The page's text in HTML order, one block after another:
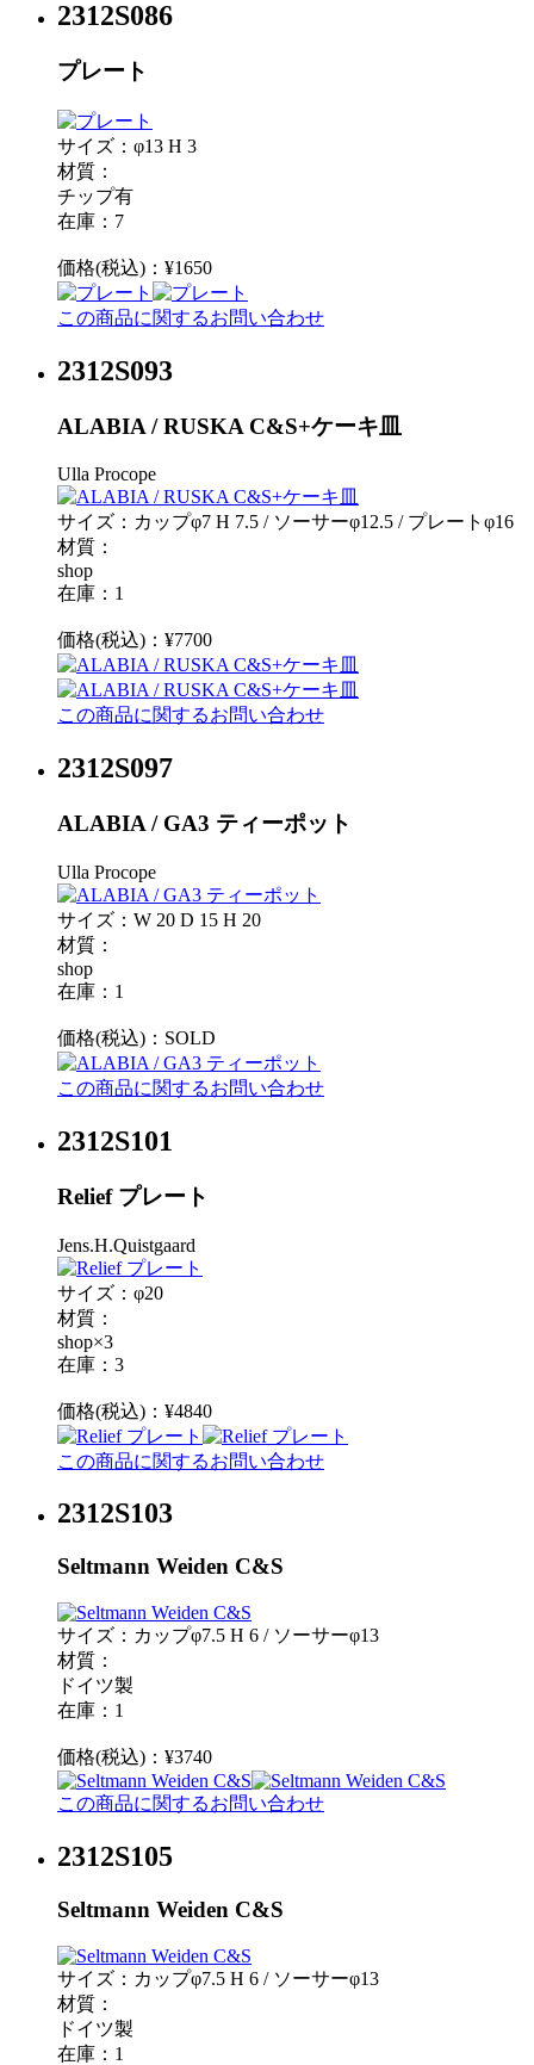
2312S086
プレート
サイズ：φ13 H 3
材質：
チップ有
在庫：7
価格(税込)：¥1650
この商品に関するお問い合わせ
2312S093
ALABIA / RUSKA C&S+ケーキ皿
Ulla Procope
サイズ：カップφ7 H 7.5 / ソーサーφ12.5 / プレートφ16
材質：
shop
在庫：1
価格(税込)：¥7700
この商品に関するお問い合わせ
2312S097
ALABIA / GA3 ティーポット
Ulla Procope
サイズ：W 20 D 15 H 20
材質：
shop
在庫：1
価格(税込)： SOLD
この商品に関するお問い合わせ
2312S101
Relief プレート
Jens.H.Quistgaard
サイズ：φ20
材質：
shop×3
在庫：3
価格(税込)：¥4840
この商品に関するお問い合わせ
2312S103
Seltmann Weiden C&S
サイズ：カップφ7.5 H 6 / ソーサーφ13
材質：
ドイツ製
在庫：1
価格(税込)：¥3740
この商品に関するお問い合わせ
2312S105
Seltmann Weiden C&S
サイズ：カップφ7.5 H 6 / ソーサーφ13
材質：
ドイツ製
在庫：1